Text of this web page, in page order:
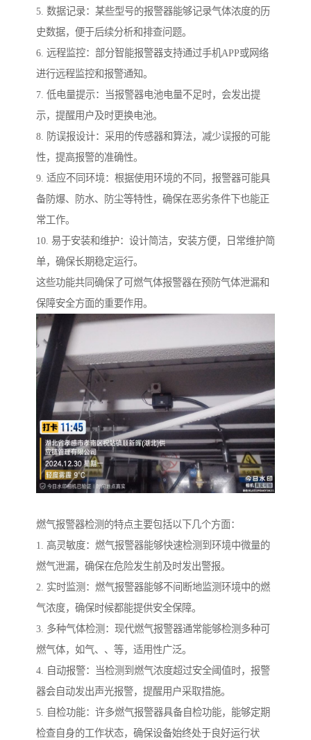
5. 数据记录：某些型号的报警器能够记录气体浓度的历
史数据，便于后续分析和排查问题。
6. 远程监控：部分智能报警器支持通过手机APP或网络
进行远程监控和报警通知。
7. 低电量提示：当报警器电池电量不足时，会发出提
示，提醒用户及时更换电池。
8. 防误报设计：采用的传感器和算法，减少误报的可能
性，提高报警的准确性。
9. 适应不同环境：根据使用环境的不同，报警器可能具
备防爆、防水、防尘等特性，确保在恶劣条件下也能正
常工作。
10. 易于安装和维护：设计简洁，安装方便，日常维护简
单，确保长期稳定运行。
这些功能共同确保了可燃气体报警器在预防气体泄漏和
保障安全方面的重要作用。
燃气报警器检测的特点主要包括以下几个方面：
1. 高灵敏度：燃气报警器能够快速检测到环境中微量的
燃气泄漏，确保在危险发生前及时发出警报。
2. 实时监测：燃气报警器能够不间断地监测环境中的燃
气浓度，确保时候都能提供安全保障。
3. 多种气体检测：现代燃气报警器通常能够检测多种可
燃气体，如气、、等，适用性广泛。
4. 自动报警：当检测到燃气浓度超过安全阈值时，报警
器会自动发出声光报警，提醒用户采取措施。
5. 自检功能：许多燃气报警器具备自检功能，能够定期
检查自身的工作状态，确保设备始终处于良好运行状